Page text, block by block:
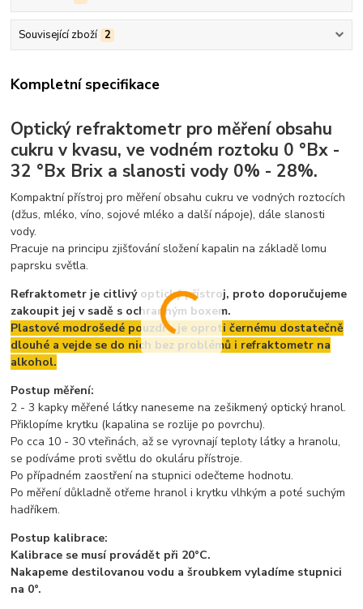
Související zboží 2
Kompletní specifikace
Optický refraktometr pro měření obsahu
cukru v kvasu, ve vodném roztoku 0 °Bx -
32 °Bx Brix a slanosti vody 0% - 28%.
Kompaktní přístroj pro měření obsahu cukru ve vodných roztocích
(džus, mléko, víno, sojové mléko a další nápoje), dále slanosti
vody.
Pracuje na principu zjišťování složení kapalin na základě lomu
paprsku světla.
Refraktometr je citlivý optický přístroj, proto doporučujeme
zakoupit jej v sadě s ochranným boxem.
Plastové modrošedé pouzdro je oproti černému dostatečně
dlouhé a vejde se do nich bez problémů i refraktometr na
alkohol.
Postup měření:
2 - 3 kapky měřené látky naneseme na zešikmený optický hranol.
Přiklopíme krytku (kapalina se rozlije po povrchu).
Po cca 10 - 30 vteřinách, až se vyrovnají teploty látky a hranolu,
se podíváme proti světlu do okuláru přístroje.
Po případném zaostření na stupnici odečteme hodnotu.
Po měření důkladně otřeme hranol i krytku vlhkým a poté suchým
hadříkem.
Postup kalibrace:
Kalibrace se musí provádět při 20°C.
Nakapeme destilovanou vodu a šroubkem vyladíme stupnici
na 0°.